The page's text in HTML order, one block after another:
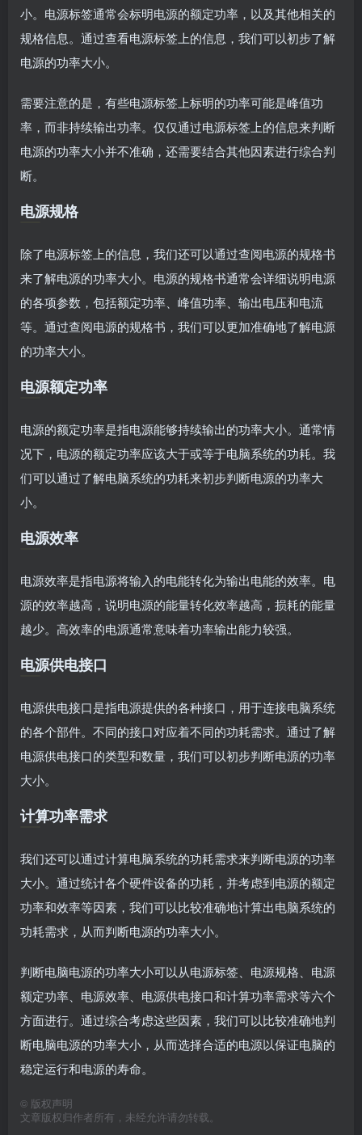
小。电源标签通常会标明电源的额定功率，以及其他相关的
规格信息。通过查看电源标签上的信息，我们可以初步了解
电源的功率大小。
需要注意的是，有些电源标签上标明的功率可能是峰值功
率，而非持续输出功率。仅仅通过电源标签上的信息来判断
电源的功率大小并不准确，还需要结合其他因素进行综合判
断。
电源规格
除了电源标签上的信息，我们还可以通过查阅电源的规格书
来了解电源的功率大小。电源的规格书通常会详细说明电源
的各项参数，包括额定功率、峰值功率、输出电压和电流
等。通过查阅电源的规格书，我们可以更加准确地了解电源
的功率大小。
电源额定功率
电源的额定功率是指电源能够持续输出的功率大小。通常情
况下，电源的额定功率应该大于或等于电脑系统的功耗。我
们可以通过了解电脑系统的功耗来初步判断电源的功率大
小。
电源效率
电源效率是指电源将输入的电能转化为输出电能的效率。电
源的效率越高，说明电源的能量转化效率越高，损耗的能量
越少。高效率的电源通常意味着功率输出能力较强。
电源供电接口
电源供电接口是指电源提供的各种接口，用于连接电脑系统
的各个部件。不同的接口对应着不同的功耗需求。通过了解
电源供电接口的类型和数量，我们可以初步判断电源的功率
大小。
计算功率需求
我们还可以通过计算电脑系统的功耗需求来判断电源的功率
大小。通过统计各个硬件设备的功耗，并考虑到电源的额定
功率和效率等因素，我们可以比较准确地计算出电脑系统的
功耗需求，从而判断电源的功率大小。
判断电脑电源的功率大小可以从电源标签、电源规格、电源
额定功率、电源效率、电源供电接口和计算功率需求等六个
方面进行。通过综合考虑这些因素，我们可以比较准确地判
断电脑电源的功率大小，从而选择合适的电源以保证电脑的
稳定运行和电源的寿命。
© 版权声明
文章版权归作者所有，未经允许请勿转载。